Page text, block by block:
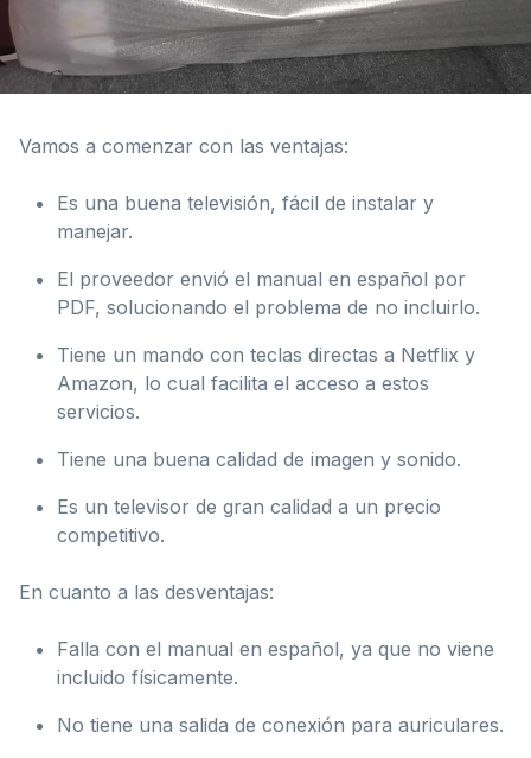
Vamos a comenzar con las ventajas:
Es una buena televisión, fácil de instalar y
manejar.
El proveedor envió el manual en español por
PDF, solucionando el problema de no incluirlo.
Tiene un mando con teclas directas a Netflix y
Amazon, lo cual facilita el acceso a estos
servicios.
Tiene una buena calidad de imagen y sonido.
Es un televisor de gran calidad a un precio
competitivo.
En cuanto a las desventajas:
Falla con el manual en español, ya que no viene
incluido físicamente.
No tiene una salida de conexión para auriculares.